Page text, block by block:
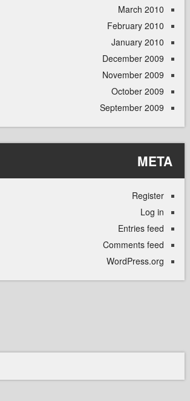
March
February
January
December
November
October
September
Entries
Comments